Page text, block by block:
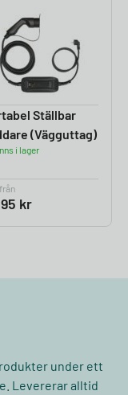
Ställbar
(Vägguttag)
i lager
kr
under ett
Levererar alltid